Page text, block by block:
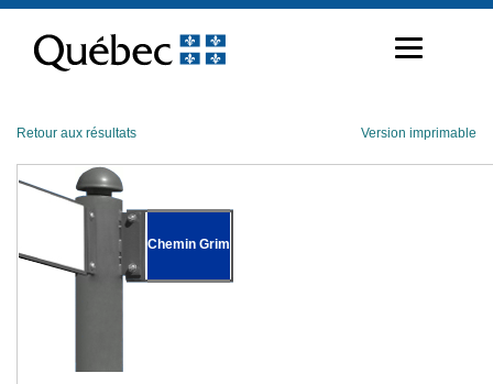
contenu
Retour aux résultats Version imprimable
Chemin Grim